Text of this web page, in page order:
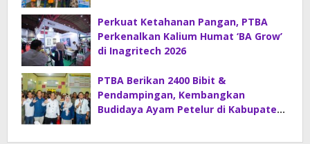
Perkuat Ketahanan Pangan, PTBA
Perkenalkan Kalium Humat ‘BA Grow’
di Inagritech 2026
PTBA Berikan 2400 Bibit &
Pendampingan, Kembangkan
Budidaya Ayam Petelur di Kabupaten